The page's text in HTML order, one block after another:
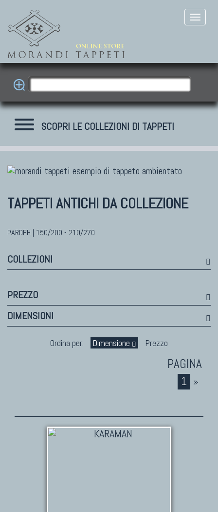
SCOPRI LE COLLEZIONI DI TAPPETI
TAPPETI MODERNI
Himalayan
Kala Laie
Reloaded
Tappeti Moderni Collezione Morandi
TAPPETI DI DESIGN D'ARTE
TAPPETI ANTICHI DA COLLEZIONE
PARDEH | 150/200 - 210/270
COLLEZIONI
PREZZO
DIMENSIONI
Ordina per: Dimensione Prezzo
1 »